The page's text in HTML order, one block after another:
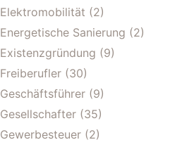
Elektromobilität (2)
Energetische Sanierung (2)
Existenzgründung (9)
Freiberufler (30)
Geschäftsführer (9)
Gesellschafter (35)
Gewerbesteuer (2)